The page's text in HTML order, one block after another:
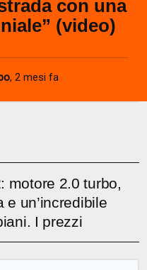
con una
(video)
, 2 mesi fa
motore 2.0 turbo,
un’incredibile
I prezzi